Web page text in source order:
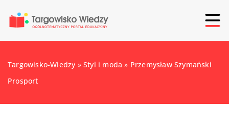
Targowisko-Wiedzy »Styl i moda » Przemysław Szymański
Prosport